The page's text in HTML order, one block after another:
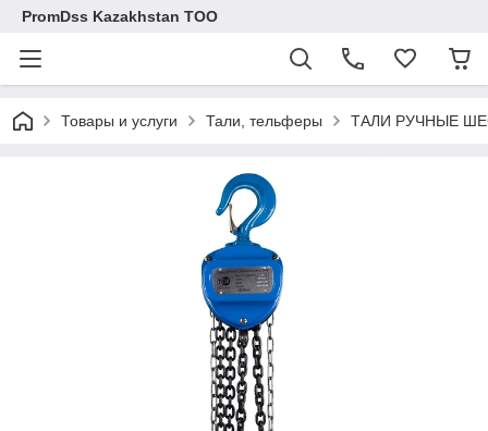
PromDss Kazakhstan TOO
Товары и услуги Тали, тельферы ТАЛИ РУЧНЫЕ